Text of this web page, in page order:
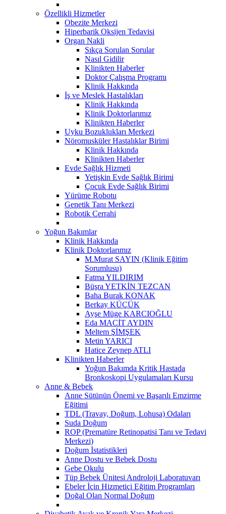
Özellikli Hizmetler
Obezite Merkezi
Hiperbarik Oksijen Tedavisi
Organ Nakli
Sıkça Sorulan Sorular
Nasıl Gidilir
Klinikten Haberler
Doktor Çalışma Programı
Klinik Hakkında
İş ve Meslek Hastalıkları
Klinik Hakkında
Klinik Doktorlarımız
Klinikten Haberler
Uyku Bozuklukları Merkezi
Nöromusküler Hastalıklar Birimi
Klinik Hakkında
Klinikten Haberler
Evde Sağlık Hizmeti
Yetişkin Evde Sağlık Birimi
Çocuk Evde Sağlık Birimi
Yürüme Robotu
Genetik Tanı Merkezi
Robotik Cerrahi
Yoğun Bakımlar
Klinik Hakkında
Klinik Doktorlarımız
M.Murat SAYIN (Klinik Eğitim
Sorumlusu)
Fatma YILDIRIM
Büşra YETKİN TEZCAN
Baha Burak KONAK
Berkay KÜÇÜK
Ayşe Müge KARCIOĞLU
Eda MACİT AYDIN
Meltem ŞİMŞEK
Metin YARICI
Hatice Zeynep ATLI
Klinikten Haberler
Yoğun Bakımda Kritik Hastada
Bronkoskopi Uygulamaları Kursu
Anne & Bebek
Anne Sütünün Önemi ve Başarılı Emzirme
Eğitimi
TDL (Travay, Doğum, Lohusa) Odaları
Suda Doğum
ROP (Prematüre Retinopatisi Tanı ve Tedavi
Merkezi)
Doğum İstatistikleri
Anne Dostu ve Bebek Dostu
Gebe Okulu
Tüp Bebek Ünitesi Androloji Laboratuvarı
Ebeler İçin Hizmetiçi Eğitim Programları
Doğal Olan Normal Doğum